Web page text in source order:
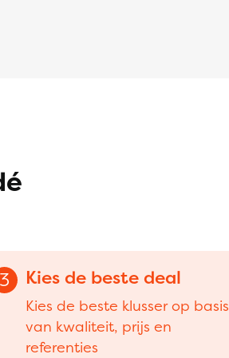
3 Kies de beste deal
Kies de beste klusser op basis
van kwaliteit, prijs en
referenties